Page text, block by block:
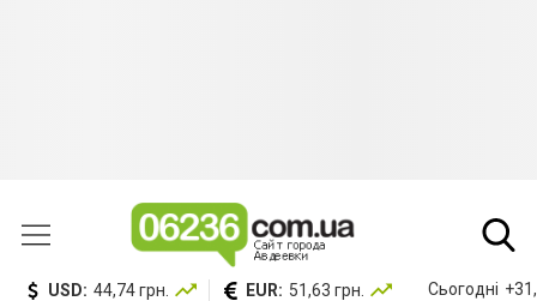
USD: 44,74 грн. EUR: 51,63 грн. Сьогодні